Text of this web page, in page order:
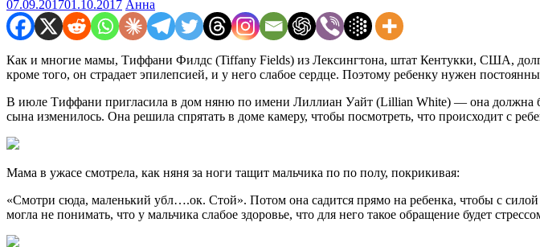
07.09.201701.10.2017 Анна
Как и многие мамы, Тиффани Филдс (Tiffany Fields) из Лексингтона, штат Кентукки, США,
кроме того, он страдает эпилепсией, и у него слабое сердце. Поэтому ребенку нужен
В июле Тиффани пригласила в дом няню по имени Лиллиан Уайт (Lillian White) — она должна
сына изменилось. Она решила спрятать в доме камеру, чтобы посмотреть, что происходит с
Мама в ужасе смотрела, как няня за ноги тащит мальчика по по полу, покрикивая:
«Смотри сюда, маленький убл….ок. Стой». Потом она садится прямо на ребенка, чтобы с
могла не понимать, что у мальчика слабое здоровье, что для него такое обращение будет